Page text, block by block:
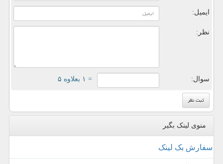
ایمیل:
نظر:
سوال: = ۱ بعلاوه ۵
منوی لینک بگیر
سفارش بک لینک